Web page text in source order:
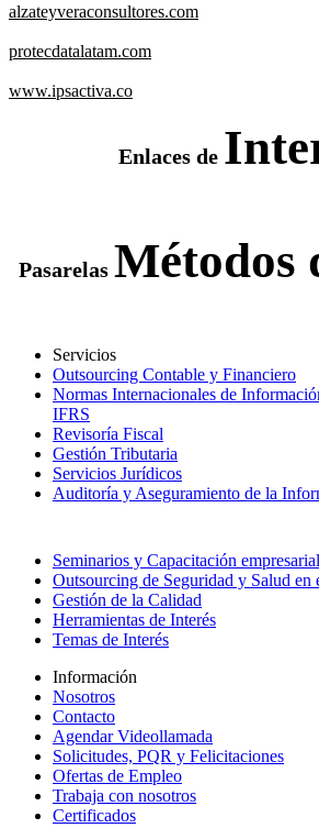
alzateyveraconsultores.com
protecdatalatam.com
www.ipsactiva.co
Enlaces de
Pasarelas Métodos
Servicios
Outsourcing Contable y Financiero
Normas Internacionales de
IFRS
Revisoría Fiscal
Gestión Tributaria
Servicios Jurídicos
Auditoría y Aseguramiento de la
Seminarios y Capacitación empresarial
Outsourcing de Seguridad y Salud en
Gestión de la Calidad
Herramientas de Interés
Temas de Interés
Información
Nosotros
Contacto
Agendar Videollamada
Solicitudes, PQR y Felicitaciones
Ofertas de Empleo
Trabaja con nosotros
Certificados